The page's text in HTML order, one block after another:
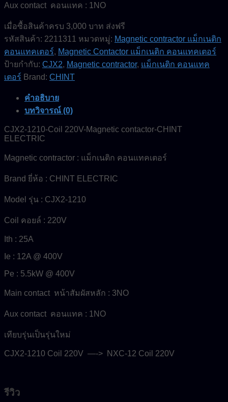
Aux contact คอนแทค : 1NO
เมื่อซื้อสินค้าครบ 3,000 บาท ส่งฟรี
รหัสสินค้า: 2211311 หมวดหมู่: Magnetic contractor แม็กเนติก
คอนแทคเตอร์, Magnetic Contactor แม็กเนติก คอนแทคเตอร์
ป้ายกำกับ: CJX2, Magnetic contractor, แม็กเนติก คอนแทค
เตอร์ Brand: CHINT
คำอธิบาย
บทวิจารณ์ (0)
CJX2-1210-Coil 220V-Magnetic contactor-CHINT
ELECTRIC
Magnetic contractor : แม็กเนติก คอนแทคเตอร์
Brand ยี่ห้อ : CHINT ELECTRIC
Model รุ่น : CJX2-1210
Coil คอยล์ : 220V
Ith : 25A
Ie : 12A @ 400V
Pe : 5.5kW @ 400V
Main contact หน้าสัมผัสหลัก : 3NO
Aux contact คอนแทค : 1NO
เทียบรุ่นเป็นรุ่นใหม่
CJX2-1210 Coil 220V —-> NXC-12 Coil 220V
รีวิว